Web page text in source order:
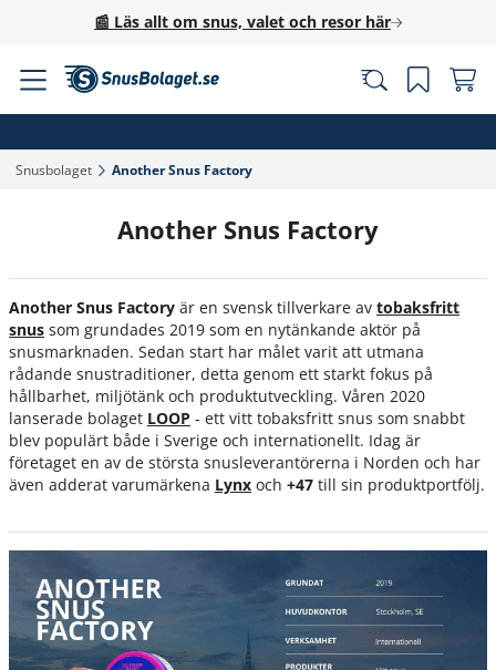
📰 Läs allt om snus, valet och resor här
Snusbolaget‎ Another Snus Factory‎
Another Snus Factory
Another Snus Factory är en svensk tillverkare av tobaksfritt
snus som grundades 2019 som en nytänkande aktör på
snusmarknaden. Sedan start har målet varit att utmana
rådande snustraditioner, detta genom ett starkt fokus på
hållbarhet, miljötänk och produktutveckling. Våren 2020
lanserade bolaget LOOP - ett vitt tobaksfritt snus som snabbt
blev populärt både i Sverige och internationellt. Idag är
företaget en av de största snusleverantörerna i Norden och har
även adderat varumärkena Lynx och +47 till sin produktportfölj.